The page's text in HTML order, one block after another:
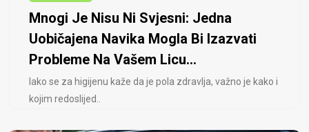
Mnogi Je Nisu Ni Svjesni: Jedna
Uobičajena Navika Mogla Bi Izazvati
Probleme Na Vašem Licu...
Iako se za higijenu kaže da je pola zdravlja, važno je kako i
kojim redoslijed..